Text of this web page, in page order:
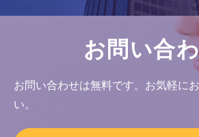
お問い合
お問い合わせは無料です。お気軽に
い。